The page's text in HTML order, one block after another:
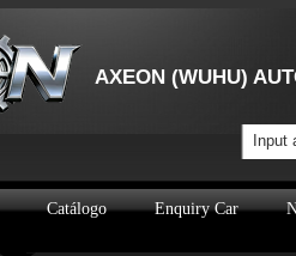
AXEON (WUHU)
Input
Catálogo Enquiry Car